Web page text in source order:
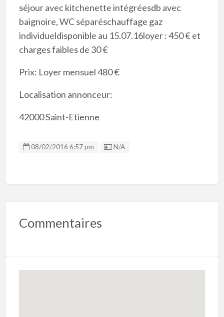
séjour avec kitchenette intégréesdb avec
baignoire, WC séparéschauffage gaz
individueldisponible au 15.07.16loyer : 450 € et
charges faibles de 30 €
Prix: Loyer mensuel 480 €
Localisation annonceur:
42000 Saint-Etienne
08/02/2016 6:57 pm Listing ID
N/A
Commentaires